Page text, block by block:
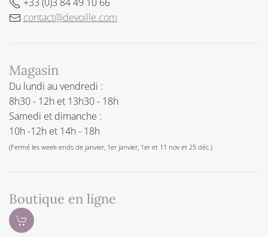
contact@devoille.com
Magasin
Du lundi au vendredi :
8h30 - 12h et 13h30 - 18h
Samedi et dimanche :
10h -12h et 14h - 18h
(Fermé les week-ends de janvier, 1er janvier, 1er et 11 nov et 25 déc.)
Boutique en ligne